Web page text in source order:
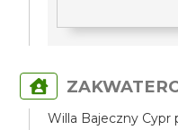
Willa Bajeczny Cypr